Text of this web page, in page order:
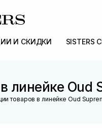
И СКИДКИ SISTERS
линейке Oud
товаров в линейке Oud